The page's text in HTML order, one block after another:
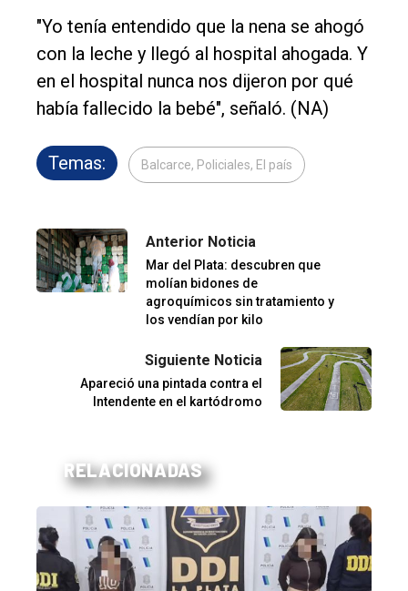
"Yo tenía entendido que la nena se ahogó
con la leche y llegó al hospital ahogada. Y
en el hospital nunca nos dijeron por qué
había fallecido la bebé", señaló. (NA)
Temas: Balcarce, Policiales, El país
Anterior Noticia
Mar del Plata: descubren que
molían bidones de
agroquímicos sin tratamiento y
los vendían por kilo
Siguiente Noticia
Apareció una pintada contra el
Intendente en el kartódromo
RELACIONADAS